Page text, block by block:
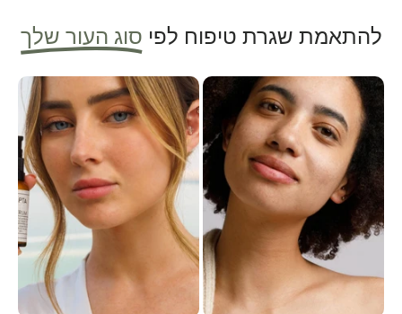
להתאמת שגרת טיפוח לפי סוג העור שלך